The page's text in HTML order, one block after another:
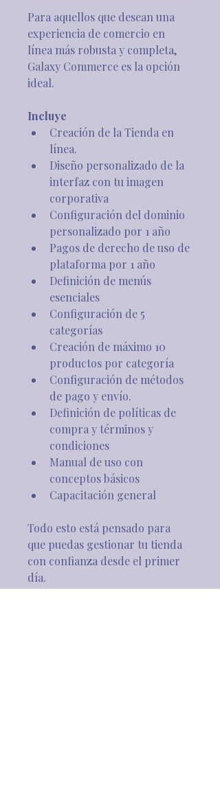
Para aquellos que desean una
experiencia de comercio en
línea más robusta y completa,
Galaxy Commerce es la opción
ideal.
Incluye
Creación de la Tienda en
línea.
Diseño personalizado de la
interfaz con tu imagen
corporativa
Configuración del dominio
personalizado por 1 año
Pagos de derecho de uso de
plataforma por 1 año
Definición de menús
esenciales
Configuración de 5
categorías
Creación de máximo 10
productos por categoría
Configuración de métodos
de pago y envío.
Definición de políticas de
compra y términos y
condiciones
Manual de uso con
conceptos básicos
Capacitación general
Todo esto está pensado para
que puedas gestionar tu tienda
con confianza desde el primer
día.